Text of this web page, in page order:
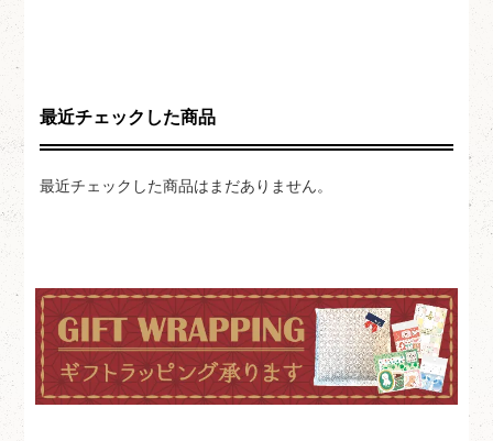
最近チェックした商品
最近チェックした商品はまだありません。